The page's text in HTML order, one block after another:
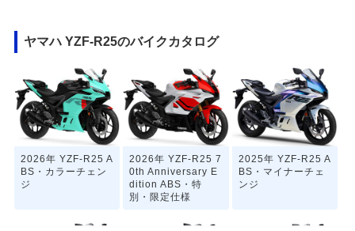
ヤマハ YZF-R25のバイクカタログ
2026年 YZF-R25 A
BS・カラーチェン
ジ
2026年 YZF-R25 7
0th Anniversary E
dition ABS・特
別・限定仕様
2025年 YZF-R25 A
BS・マイナーチェ
ンジ